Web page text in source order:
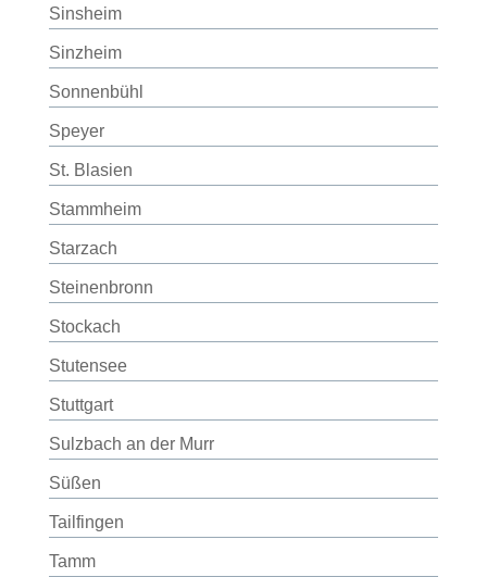
Sinsheim
Sinzheim
Sonnenbühl
Speyer
St. Blasien
Stammheim
Starzach
Steinenbronn
Stockach
Stutensee
Stuttgart
Sulzbach an der Murr
Süßen
Tailfingen
Tamm